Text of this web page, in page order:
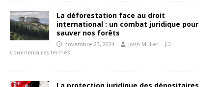
La déforestation face au droit
international : un combat juridique pour
sauver nos forêts
novembre 23, 2024
John Muller
Commentaires fermés